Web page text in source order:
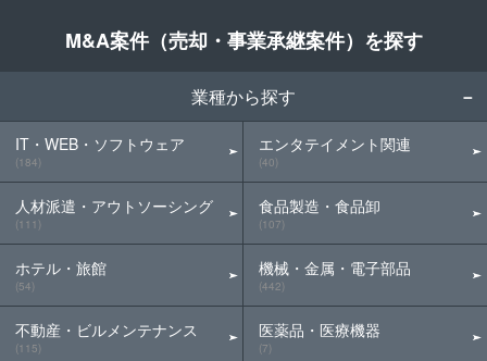
M&A案件（売却・事業承継案件）を探す
業種から探す
IT・WEB・ソフトウェア
(184)
人材派遣・アウトソーシング
(111)
ホテル・旅館
(54)
不動産・ビルメンテナンス
(115)
エンタテイメント関連
(40)
食品製造・食品卸
(107)
機械・金属・電子部品
(442)
医薬品・医療機器
(7)